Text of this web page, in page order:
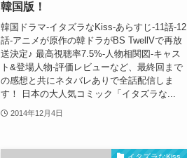
韓国版！
韓国ドラマ-イタズラなKiss-あらすじ-11話-12
話-アニメが原作の韓ドラがBS TwellVで再放
送決定♪ 最高視聴率7.5%-人物相関図-キャス
ト&登場人物-評価レビューなど、最終回まで
の感想と共にネタバレありで全話配信しま
す！ 日本の大人気コミック「イタズラな...
2014年12月4日